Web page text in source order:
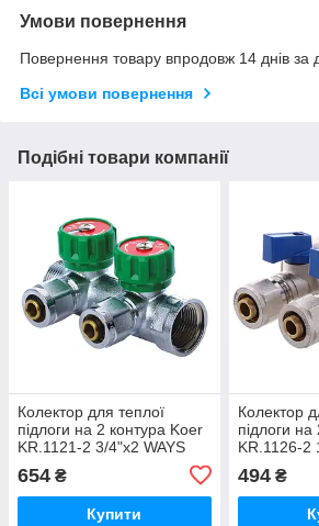
Умови повернення
Повернення товару впродовж 14 днів за
Всі умови повернення
Подібні товари компанії
Колектор для теплої
підлоги на 2 контура Koer
KR.1121-2 3/4"x2 WAYS
654 ₴
Купити
Колектор
підлоги
KR.1126-2
494₴